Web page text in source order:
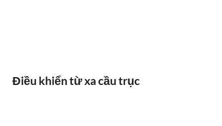
Điều khiển từ xa cầu trục